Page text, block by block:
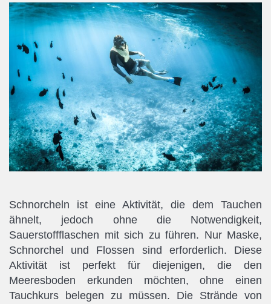
Schnorcheln ist eine Aktivität, die dem Tauchen
ähnelt, jedoch ohne die Notwendigkeit,
Sauerstoffflaschen mit sich zu führen. Nur Maske,
Schnorchel und Flossen sind erforderlich. Diese
Aktivität ist perfekt für diejenigen, die den
Meeresboden erkunden möchten, ohne einen
Tauchkurs belegen zu müssen. Die Strände von